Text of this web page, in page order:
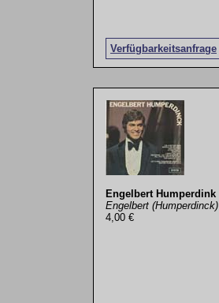
Verfügbarkeitsanfrage
Engelbert Humperdink
Engelbert (Humperdinck)
4,00 €